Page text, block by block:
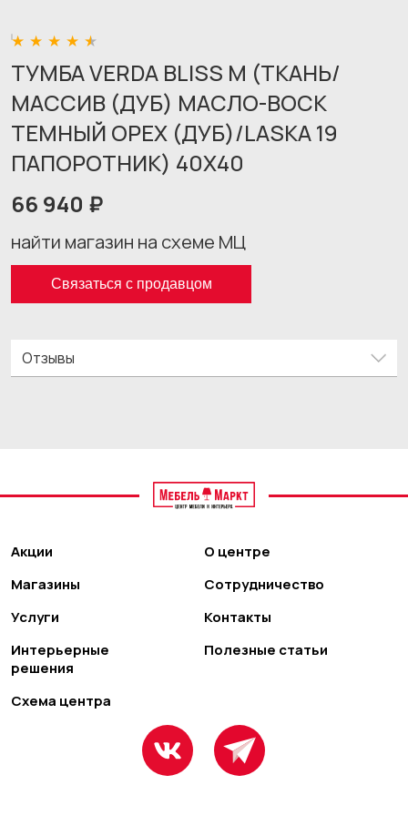
ТУМБА VERDA BLISS M (ТКАНЬ/
МАССИВ (ДУБ) МАСЛО-ВОСК
ТЕМНЫЙ ОРЕХ (ДУБ)/LASKA 19
ПАПОРОТНИК) 40X40
66 940 ₽
найти магазин на схеме МЦ
Связаться с продавцом
Отзывы
Акции
Магазины
Услуги
Интерьерные
решения
Схема центра
О центре
Сотрудничество
Контакты
Полезные статьи